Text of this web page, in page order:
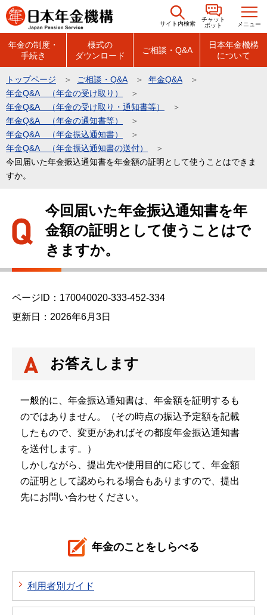
こ
の
の
先
頭
で
す
サイト内検索
チャット
ボット
メニュー
年金の制度・
手続き
様式の
ダウンロード
ご相談・Q&A
日本年金機構
について
トップページ ご相談・Q&A
年金Q&A
年金Q&A （年金の受け取り）
年金Q&A （年金の受け取り・通知書等）
年金Q&A （年金の通知書等）
年金Q&A （年金振込通知書）
年金Q&A （年金振込通知書の送付）
今回届いた年金振込通知書を年金額の証明として使うことはできま
すか。
今回届いた年金振込通知書を年
金額の証明として使うことはで
きますか。
ページID：170040020-333-452-334
更新日：2026年6月3日
お答えします
一般的に、年金振込通知書は、年金額を証明するも
のではありません。（その時点の振込予定額を記載
したもので、変更があればその都度年金振込通知書
を送付します。）
しかしながら、提出先や使用目的に応じて、年金額
の証明として認められる場合もありますので、提出
先にお問い合わせください。
年金のことをしらべる
利用者別ガイド